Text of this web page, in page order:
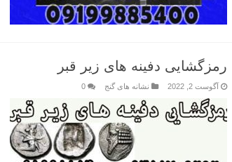
رمزگشایی دفینه های زیر قبر
آگوست 2, 2022 نشانه های گنج 0